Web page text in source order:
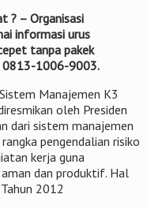
? – Organisasi
informasi urus
tanpa pakek
0813-1006-9003.
Manajemen K3
oleh Presiden
dari sistem manajemen
pengendalian risiko
kerja guna
dan produktif. Hal
2012